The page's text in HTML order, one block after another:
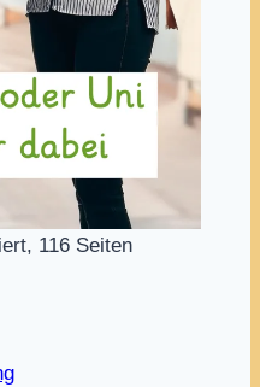
116 Seiten